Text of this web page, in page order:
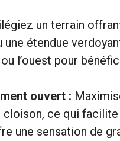
un terrain
étendue
l’ouest pour
ouvert :
ce qui
une sensation de